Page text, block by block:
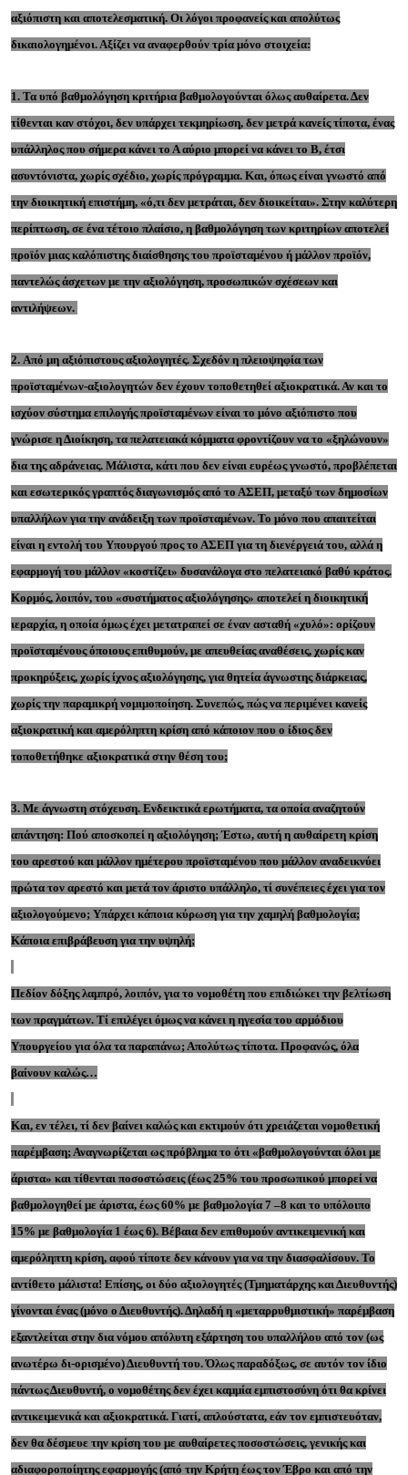
αξιόπιστη και αποτελεσματική. Οι λόγοι προφανείς και απολύτως
δικαιολογημένοι. Αξίζει να αναφερθούν τρία μόνο στοιχεία:
1. Τα υπό βαθμολόγηση κριτήρια βαθμολογούνται όλως αυθαίρετα. Δεν
τίθενται καν στόχοι, δεν υπάρχει τεκμηρίωση, δεν μετρά κανείς τίποτα, ένας
υπάλληλος που σήμερα κάνει το Α αύριο μπορεί να κάνει το Β, έτσι
ασυντόνιστα, χωρίς σχέδιο, χωρίς πρόγραμμα. Και, όπως είναι γνωστό από
την διοικητική επιστήμη, «ό,τι δεν μετράται, δεν διοικείται». Στην καλύτερη
περίπτωση, σε ένα τέτοιο πλαίσιο, η βαθμολόγηση των κριτηρίων αποτελεί
προϊόν μιας καλόπιστης διαίσθησης του προϊσταμένου ή μάλλον προϊόν,
παντελώς άσχετων με την αξιολόγηση, προσωπικών σχέσεων και
αντιλήψεων.
2. Από μη αξιόπιστους αξιολογητές. Σχεδόν η πλειοψηφία των
προϊσταμένων-αξιολογητών δεν έχουν τοποθετηθεί αξιοκρατικά. Αν και το
ισχύον σύστημα επιλογής προϊσταμένων είναι το μόνο αξιόπιστο που
γνώρισε η Διοίκηση, τα πελατειακά κόμματα φροντίζουν να το «ξηλώνουν»
δια της αδράνειας. Μάλιστα, κάτι που δεν είναι ευρέως γνωστό, προβλέπεται
και εσωτερικός γραπτός διαγωνισμός από το ΑΣΕΠ, μεταξύ των δημοσίων
υπαλλήλων για την ανάδειξη των προϊσταμένων. Το μόνο που απαιτείται
είναι η εντολή του Υπουργού προς το ΑΣΕΠ για τη διενέργειά του, αλλά η
εφαρμογή του μάλλον «κοστίζει» δυσανάλογα στο πελατειακό βαθύ κράτος.
Κορμός, λοιπόν, του «συστήματος αξιολόγησης» αποτελεί η διοικητική
ιεραρχία, η οποία όμως έχει μετατραπεί σε έναν ασταθή «χυλό»: ορίζουν
προϊσταμένους όποιους επιθυμούν, με απευθείας αναθέσεις, χωρίς καν
προκηρύξεις, χωρίς ίχνος αξιολόγησης, για θητεία άγνωστης διάρκειας,
χωρίς την παραμικρή νομιμοποίηση. Συνεπώς, πώς να περιμένει κανείς
αξιοκρατική και αμερόληπτη κρίση από κάποιον που ο ίδιος δεν
τοποθετήθηκε αξιοκρατικά στην θέση του;
3. Με άγνωστη στόχευση. Ενδεικτικά ερωτήματα, τα οποία αναζητούν
απάντηση: Πού αποσκοπεί η αξιολόγηση; Έστω, αυτή η αυθαίρετη κρίση
του αρεστού και μάλλον ημέτερου προϊσταμένου που μάλλον αναδεικνύει
πρώτα τον αρεστό και μετά τον άριστο υπάλληλο, τί συνέπειες έχει για τον
αξιολογούμενο; Υπάρχει κάποια κύρωση για την χαμηλή βαθμολογία;
Κάποια επιβράβευση για την υψηλή;
Πεδίον δόξης λαμπρό, λοιπόν, για το νομοθέτη που επιδιώκει την βελτίωση
των πραγμάτων. Τί επιλέγει όμως να κάνει η ηγεσία του αρμόδιου
Υπουργείου για όλα τα παραπάνω; Απολύτως τίποτα. Προφανώς, όλα
βαίνουν καλώς…
Και, εν τέλει, τί δεν βαίνει καλώς και εκτιμούν ότι χρειάζεται νομοθετική
παρέμβαση; Αναγνωρίζεται ως πρόβλημα το ότι «βαθμολογούνται όλοι με
άριστα» και τίθενται ποσοστώσεις (έως 25% του προσωπικού μπορεί να
βαθμολογηθεί με άριστα, έως 60% με βαθμολογία 7 –8 και το υπόλοιπο
15% με βαθμολογία 1 έως 6). Βέβαια δεν επιθυμούν αντικειμενική και
αμερόληπτη κρίση, αφού τίποτε δεν κάνουν για να την διασφαλίσουν. Το
αντίθετο μάλιστα! Επίσης, οι δύο αξιολογητές (Τμηματάρχης και Διευθυντής)
γίνονται ένας (μόνο ο Διευθυντής). Δηλαδή η «μεταρρυθμιστική» παρέμβαση
εξαντλείται στην δια νόμου απόλυτη εξάρτηση του υπαλλήλου από τον (ως
ανωτέρω δι-ορισμένο) Διευθυντή του. Όλως παραδόξως, σε αυτόν τον ίδιο
πάντως Διευθυντή, ο νομοθέτης δεν έχει καμμία εμπιστοσύνη ότι θα κρίνει
αντικειμενικά και αξιοκρατικά. Γιατί, απλούστατα, εάν τον εμπιστευόταν,
δεν θα δέσμευε την κρίση του με αυθαίρετες ποσοστώσεις, γενικής και
αδιαφοροποίητης εφαρμογής (από την Κρήτη έως τον Έβρο και από την